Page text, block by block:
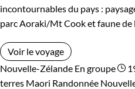
incontournables du pays :
parc Aoraki/Mt Cook et faune de
Voir le voyage
Nouvelle-Zélande En groupe
terres Maori Randonnée